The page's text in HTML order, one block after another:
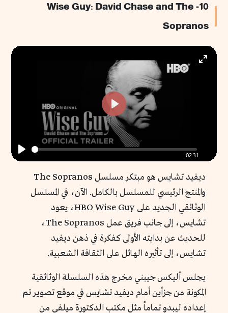
10- Wise Guy: David Chase and The
Sopranos
Play
02:31
Play
ديفيد تشايس هو مبتكر مسلسل The Sopranos
والمنتج الرئيسي للمسلسل بالكامل. الآن، في المسلسل
الوثائقي الجديد على HBO Wise Guy، يعود
تشايس، إلى جانب فريق عمل The Sopranos،
للحديث عن بدايته الأولى كفكرة في ذهن ديفيد
تشايس، إلى تأثيره الهائل على الثقافة الشعبية.
يجلس أليكس جيبني مخرج هذه السلسلة الوثائقية
المكونة من جزأين أمام ديفيد تشايس في موقع تصوير تم
إعداده ليبدو تماماً مثل مكتب الدكتورة ميلفي من